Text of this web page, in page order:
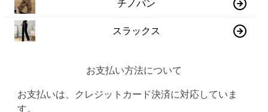
チノパン
スラックス
お支払い方法について
お支払いは、クレジットカード決済に対応していま
す。